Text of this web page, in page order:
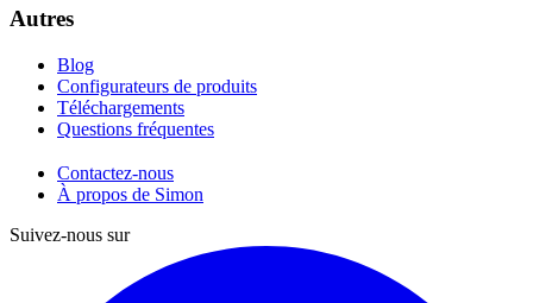
Autres
Blog
Configurateurs de produits
Téléchargements
Questions fréquentes
Contactez-nous
À propos de Simon
Suivez-nous sur